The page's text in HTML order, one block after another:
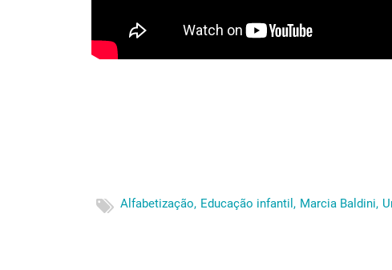
Alfabetização, Educação infantil, Marcia Baldini,